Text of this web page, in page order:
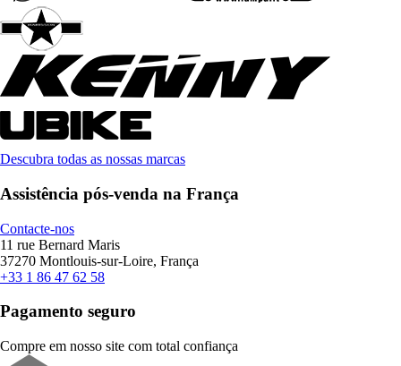
Descubra todas as nossas marcas
Assistência pós-venda na França
Contacte-nos
11 rue Bernard Maris
37270 Montlouis-sur-Loire, França
+33 1 86 47 62 58
Pagamento seguro
Compre em nosso site com total confiança